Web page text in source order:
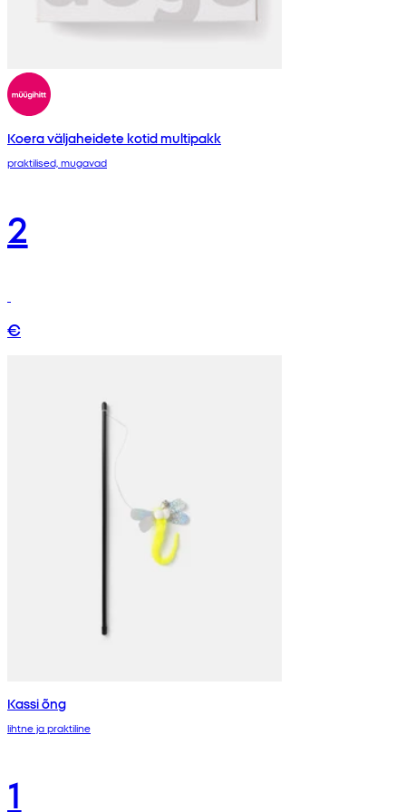
Koera väljaheidete kotid multipakk
praktilised, mugavad
2
€
Kassi õng
lihtne ja praktiline
1